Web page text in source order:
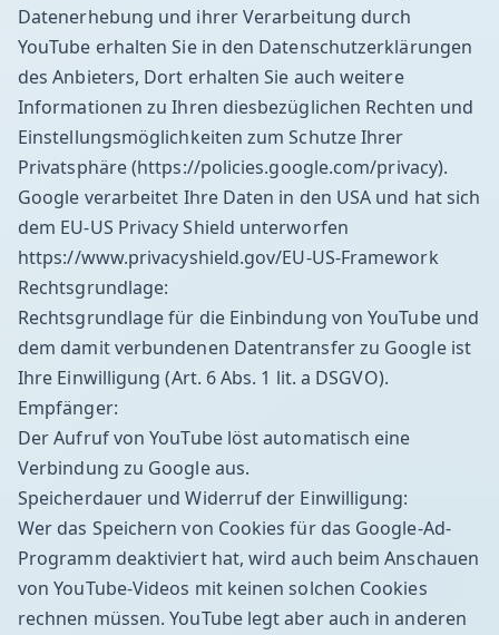
Datenerhebung und ihrer Verarbeitung durch
YouTube erhalten Sie in den Datenschutzerklärungen
des Anbieters, Dort erhalten Sie auch weitere
Informationen zu Ihren diesbezüglichen Rechten und
Einstellungsmöglichkeiten zum Schutze Ihrer
Privatsphäre (https://policies.google.com/privacy).
Google verarbeitet Ihre Daten in den USA und hat sich
dem EU-US Privacy Shield unterworfen
https://www.privacyshield.gov/EU-US-Framework
Rechtsgrundlage:
Rechtsgrundlage für die Einbindung von YouTube und
dem damit verbundenen Datentransfer zu Google ist
Ihre Einwilligung (Art. 6 Abs. 1 lit. a DSGVO).
Empfänger:
Der Aufruf von YouTube löst automatisch eine
Verbindung zu Google aus.
Speicherdauer und Widerruf der Einwilligung:
Wer das Speichern von Cookies für das Google-Ad-
Programm deaktiviert hat, wird auch beim Anschauen
von YouTube-Videos mit keinen solchen Cookies
rechnen müssen. YouTube legt aber auch in anderen